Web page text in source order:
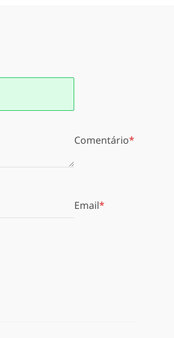
Comentário
Email